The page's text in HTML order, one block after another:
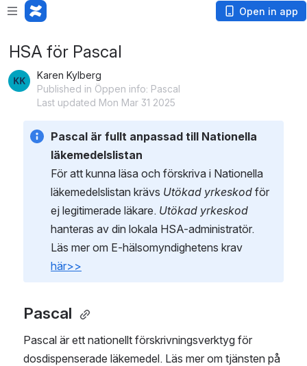
Open in app
HSA för Pascal
Karen Kylberg
Published in Öppen info: Pascal
Last updated Mon Mar 31 2025
Pascal är fullt anpassad till Nationella
läkemedelslistan
För att kunna läsa och förskriva i Nationella
läkemedelslistan krävs Utökad yrkeskod för
ej legitimerade läkare. Utökad yrkeskod
hanteras av din lokala HSA-administratör.
här>>
Pascal
Pascal är ett nationellt förskrivningsverktyg för